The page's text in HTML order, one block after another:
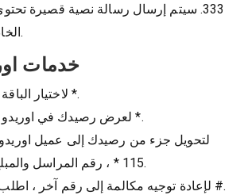
333. سيتم إرسال رسالة نصية قصيرة
الخاص بك في المقابل.
خدمات
لاختيار الباقة ، اطلب # 151 *.
لعرض رصيدك في اوريدو ، اطلب # 200 *.
لتحويل جزء من رصيدك إلى عميل
115 * ، رقم المراسل والمبلغ المراد تحويله.
لإعادة توجيه مكالمة إلى رقم آخر ، اطلب ** 67 * الرقم #.